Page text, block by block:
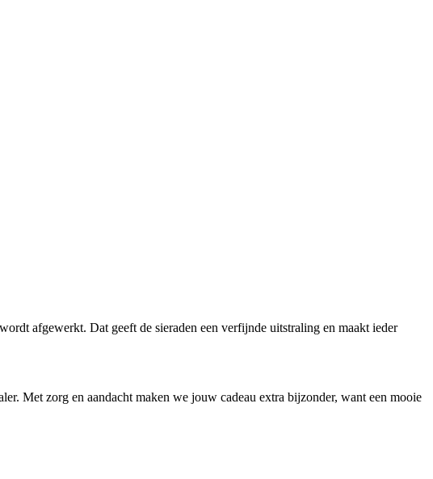
afgewerkt. Dat geeft de sieraden een verfijnde uitstraling en maakt ieder
Met zorg en aandacht maken we jouw cadeau extra bijzonder, want een mooie